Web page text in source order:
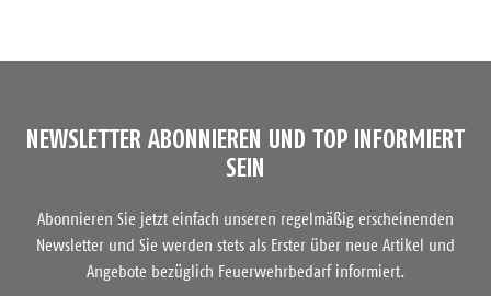
NEWSLETTER ABONNIEREN UND TOP INFORMIERT
SEIN
Abonnieren Sie jetzt einfach unseren regelmäßig erscheinenden
Newsletter und Sie werden stets als Erster über neue Artikel und
Angebote bezüglich Feuerwehrbedarf informiert.